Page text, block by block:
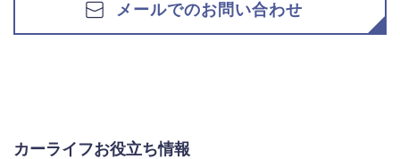
メールでのお問い合わせ
カーライフお役立ち情報